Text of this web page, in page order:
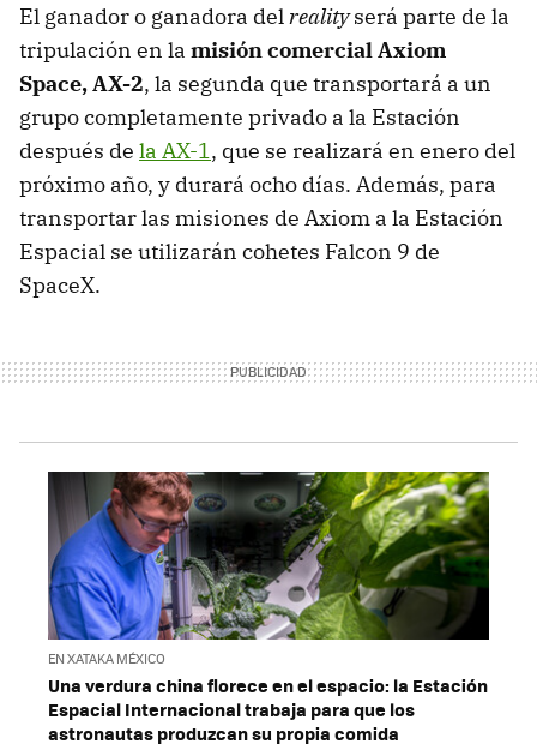
El ganador o ganadora delrealityserá parte de la
tripulación en la misión comercial Axiom
Space, AX-2, la segunda que transportará a un
grupo completamente privado a la Estación
después de la AX-1, que se realizará en enero del
próximo año, y durará ocho días. Además, para
transportar las misiones de Axiom a la Estación
Espacial se utilizarán cohetes Falcon 9 de
SpaceX.
EN XATAKA MÉXICO
Una verdura china florece en el espacio: la Estación
Espacial Internacional trabaja para que los
astronautas produzcan su propia comida